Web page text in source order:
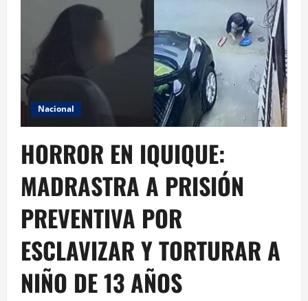
Nacional
HORROR EN IQUIQUE:
MADRASTRA A PRISIÓN
PREVENTIVA POR
ESCLAVIZAR Y TORTURAR A
NIÑO DE 13 AÑOS